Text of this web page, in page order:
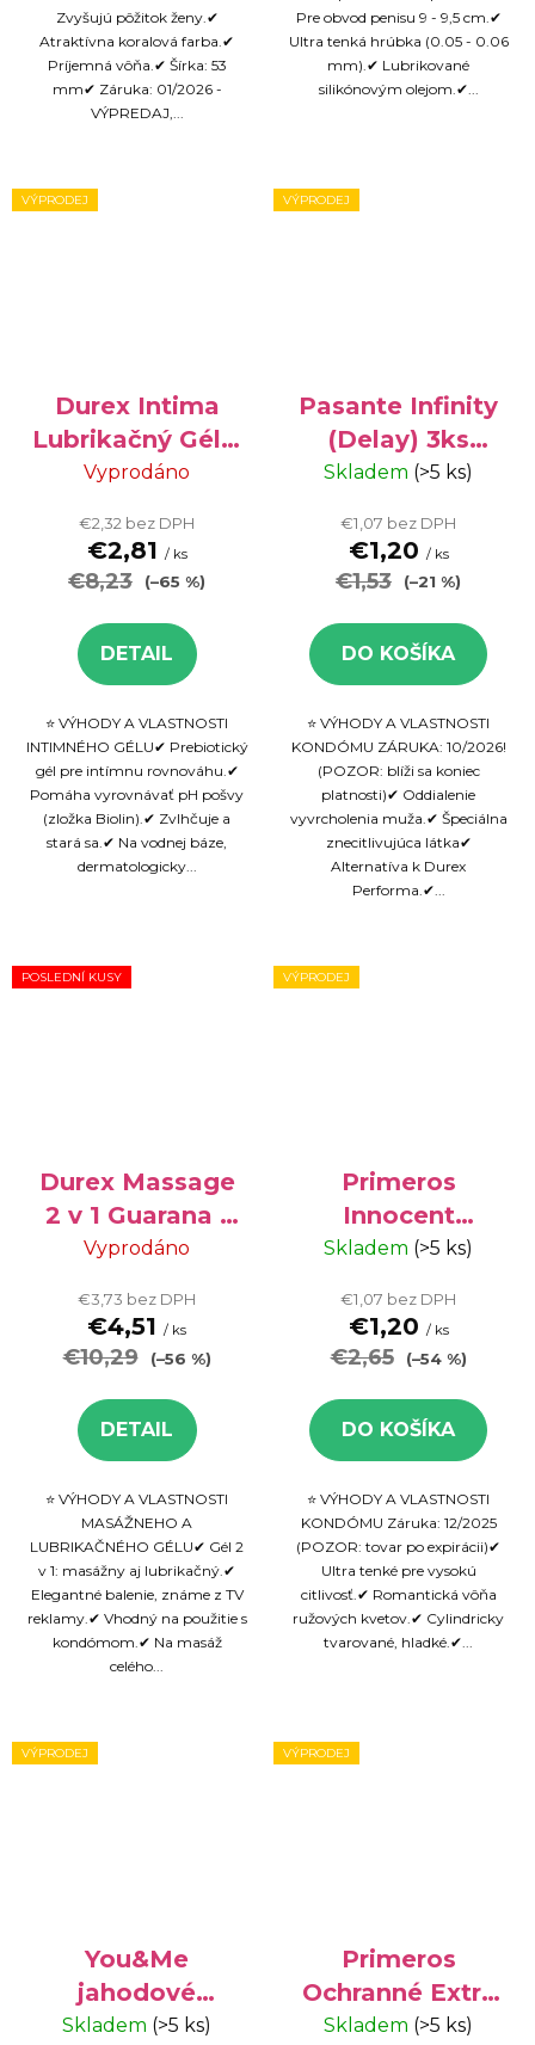
Zvyšujú pôžitok ženy.✔
Atraktívna koralová farba.✔
Príjemná vôňa.✔ Šírka: 53
mm✔ Záruka: 01/2026 -
VÝPREDAJ,...
Pre obvod penisu 9 - 9,5 cm.✔
Ultra tenká hrúbka (0.05 - 0.06
mm).✔ Lubrikované
silikónovým olejom.✔...
VÝPRODEJ
Durex Intima
Lubrikačný Gél s
Probiotikami 50
Vyprodáno
€2,32 bez DPH
€2,81 / ks
€8,23 (–65 %)
DETAIL
⭐ VÝHODY A VLASTNOSTI
INTIMNÉHO GÉLU✔ Prebiotický
gél pre intímnu rovnováhu.✔
Pomáha vyrovnávať pH pošvy
(zložka Biolin).✔ Zvlhčuje a
stará sa.✔ Na vodnej báze,
dermatologicky...
VÝPRODEJ
Pasante Infinity
(Delay) 3ks
krabička
Skladem (>5 ks)
€1,07 bez DPH
€1,20 / ks
€1,53 (–21 %)
DO KOŠÍKA
⭐ VÝHODY A VLASTNOSTI
KONDÓMU ZÁRUKA: 10/2026!
(POZOR: blíži sa koniec
platnosti)✔ Oddialenie
vyvrcholenia muža.✔ Špeciálna
znecitlivujúca látka✔
Alternatíva k Durex
Performa.✔...
POSLEDNÍ KUSY
Durex Massage
2 v 1 Guarana -
masážny a
200 ml
Vyprodáno
€3,73 bez DPH
€4,51 / ks
€10,29 (–56 %)
DETAIL
⭐ VÝHODY A VLASTNOSTI
MASÁŽNEHO A
LUBRIKAČNÉHO GÉLU✔ Gél 2
v 1: masážny aj lubrikačný.✔
Elegantné balenie, známe z TV
reklamy.✔ Vhodný na použitie s
kondómom.✔ Na masáž
celého...
VÝPRODEJ
Primeros
Innocent
kondómy 3ks
Skladem (>5 ks)
€1,07 bez DPH
€1,20 / ks
€2,65 (–54 %)
DO KOŠÍKA
⭐ VÝHODY A VLASTNOSTI
KONDÓMU Záruka: 12/2025
(POZOR: tovar po expirácii)✔
Ultra tenké pre vysokú
citlivosť.✔ Romantická vôňa
ružových kvetov.✔ Cylindricky
tvarované, hladké.✔...
VÝPRODEJ
You&Me
jahodové
kondómy 50ks -
Skladem (>5 ks)
VÝPRODEJ
Primeros
Ochranné Extra
Silné 3ks -
Skladem (>5 ks)